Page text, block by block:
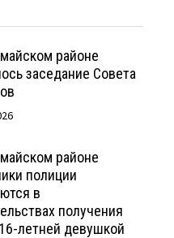
районе
заседание Совета
районе
полиции
в
получения
летней девушкой